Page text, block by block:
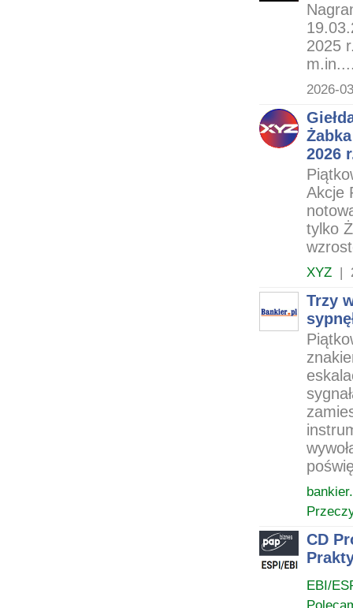
2025
2026-
2026
Akcje
tylko
XYZ |
Trzy
CD
EBI/